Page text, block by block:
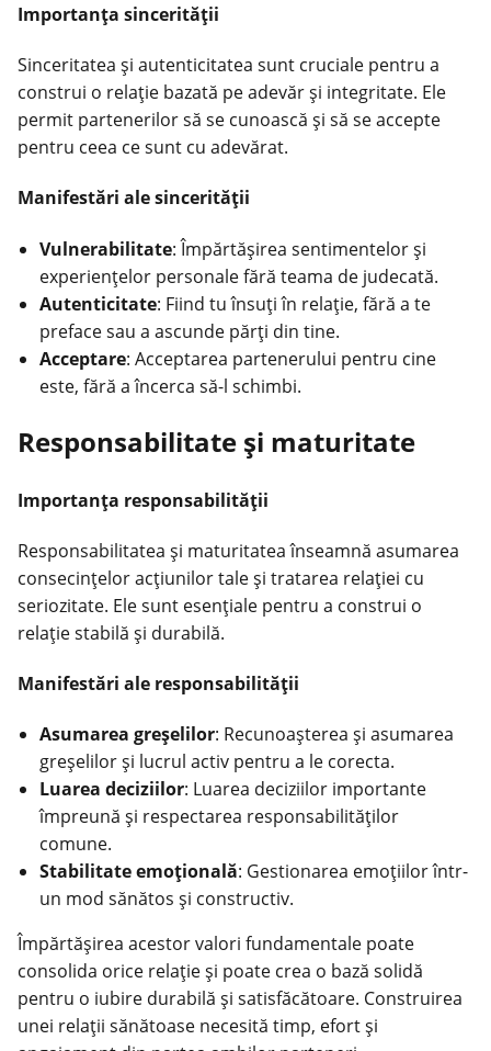
Importanța sincerității
Sinceritatea și autenticitatea sunt cruciale pentru a
construi o relație bazată pe adevăr și integritate. Ele
permit partenerilor să se cunoască și să se accepte
pentru ceea ce sunt cu adevărat.
Manifestări ale sincerității
Vulnerabilitate: Împărtășirea sentimentelor și
experiențelor personale fără teama de judecată.
Autenticitate: Fiind tu însuți în relație, fără a te
preface sau a ascunde părți din tine.
Acceptare: Acceptarea partenerului pentru cine
este, fără a încerca să-l schimbi.
Responsabilitate și maturitate
Importanța responsabilității
Responsabilitatea și maturitatea înseamnă asumarea
consecințelor acțiunilor tale și tratarea relației cu
seriozitate. Ele sunt esențiale pentru a construi o
relație stabilă și durabilă.
Manifestări ale responsabilității
Asumarea greșelilor: Recunoașterea și asumarea
greșelilor și lucrul activ pentru a le corecta.
Luarea deciziilor: Luarea deciziilor importante
împreună și respectarea responsabilităților
comune.
Stabilitate emoțională: Gestionarea emoțiilor într-
un mod sănătos și constructiv.
Împărtășirea acestor valori fundamentale poate
consolida orice relație și poate crea o bază solidă
pentru o iubire durabilă și satisfăcătoare. Construirea
unei relații sănătoase necesită timp, efort și